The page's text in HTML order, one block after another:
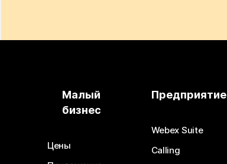
Малый
бизнес
Цены
Предприятие
Webex Suite
Calling